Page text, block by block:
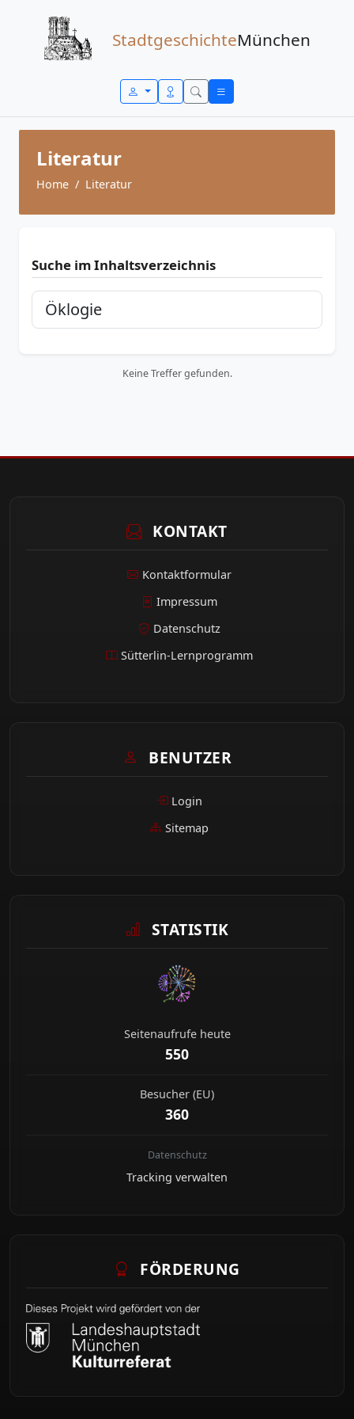
StadtgeschichteMünchen
Literatur
Home Literatur
Suche im Inhaltsverzeichnis
Keine Treffer gefunden.
KONTAKT
Kontaktformular
Impressum
Datenschutz
Sütterlin-Lernprogramm
BENUTZER
Login
Sitemap
STATISTIK
Seitenaufrufe heute
550
Besucher (EU)
360
Datenschutz
Tracking verwalten
FÖRDERUNG